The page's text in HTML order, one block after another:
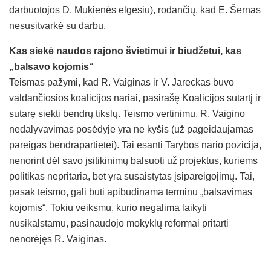
darbuotojos D. Mukienės elgesiu), rodančių, kad E. Šernas
nesusitvarkė su darbu.
Kas siekė naudos rajono švietimui ir biudžetui, kas
„balsavo kojomis“
Teismas pažymi, kad R. Vaiginas ir V. Jareckas buvo
valdančiosios koalicijos nariai, pasirašę Koalicijos sutartį ir
sutarę siekti bendrų tikslų. Teismo vertinimu, R. Vaigino
nedalyvavimas posėdyje yra ne kyšis (už pageidaujamas
pareigas bendrapartietei). Tai esanti Tarybos nario pozicija,
nenorint dėl savo įsitikinimų balsuoti už projektus, kuriems
politikas nepritaria, bet yra susaistytas įsipareigojimų. Tai,
pasak teismo, gali būti apibūdinama terminu „balsavimas
kojomis“. Tokiu veiksmu, kurio negalima laikyti
nusikalstamu, pasinaudojo mokyklų reformai pritarti
nenorėjęs R. Vaiginas.